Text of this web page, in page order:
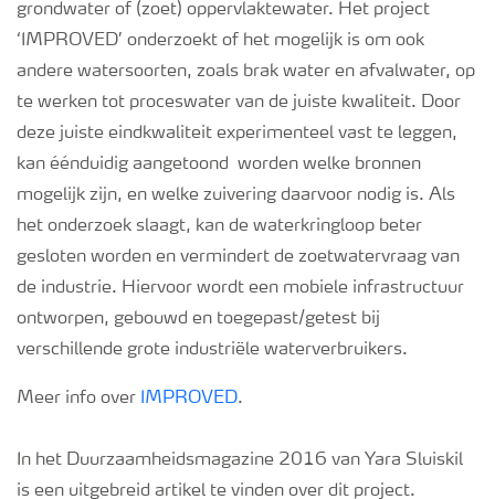
grondwater of (zoet) oppervlaktewater. Het project
‘IMPROVED’ onderzoekt of het mogelijk is om ook
andere watersoorten, zoals brak water en afvalwater, op
te werken tot proceswater van de juiste kwaliteit. Door
deze juiste eindkwaliteit experimenteel vast te leggen,
kan éénduidig aangetoond worden welke bronnen
mogelijk zijn, en welke zuivering daarvoor nodig is. Als
het onderzoek slaagt, kan de waterkringloop beter
gesloten worden en vermindert de zoetwatervraag van
de industrie. Hiervoor wordt een mobiele infrastructuur
ontworpen, gebouwd en toegepast/getest bij
verschillende grote industriële waterverbruikers.
Meer info over IMPROVED.
In het Duurzaamheidsmagazine 2016 van Yara Sluiskil
is een uitgebreid artikel te vinden over dit project.